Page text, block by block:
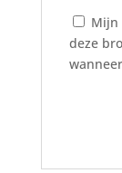
Mijn
deze